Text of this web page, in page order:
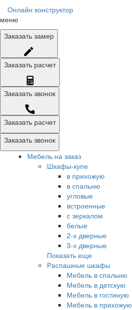
Онлайн конструктор
меню
Заказать замер
Заказать расчет
Заказать звонок
Заказать расчет
Заказать звонок
Мебель на заказ
Шкафы-купе
в прихожую
в спальню
угловые
встроенные
с зеркалом
белые
2-х дверные
3-х дверные
Показать еще
Распашные шкафы
Мебель в спальню
Мебель в детскую
Мебель в гостиную
Мебель в прихожую